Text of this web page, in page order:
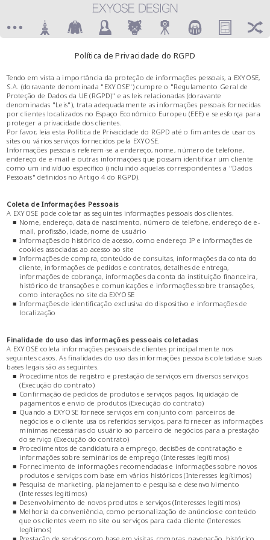
Política de Privacidade do RGPD
Tendo em vista a importância da proteção de informações pessoais, a EXYOSE,
S.A. (doravante denominada "EXYOSE") cumpre o "Regulamento Geral de
Proteção de Dados da UE (RGPD)" e as leis relacionadas (doravante
denominadas "Leis"), trata adequadamente as informações pessoais fornecidas
por clientes localizados no Espaço Econômico Europeu (EEE) e se esforça para
proteger a privacidade dos clientes.
Por favor, leia esta Política de Privacidade do RGPD até o fim antes de usar os
sites ou vários serviços fornecidos pela EXYOSE.
Informações pessoais referem-se a endereço, nome, número de telefone,
endereço de e-mail e outras informações que possam identificar um cliente
como um indivíduo específico (incluindo aquelas correspondentes a "Dados
Pessoais" definidos no Artigo 4 do RGPD).
Coleta de Informações Pessoais
A EXYOSE pode coletar as seguintes informações pessoais dos clientes.
■ Nome, endereço, data de nascimento, número de telefone, endereço de e-
mail, profissão, idade, nome de usuário
■ Informações do histórico de acesso, como endereço IP e informações de
cookies associadas ao acesso ao site
■ Informações de compra, conteúdo de consultas, informações da conta do
cliente, informações de pedidos e contratos, detalhes de entrega,
informações de cobrança, informações da conta da instituição financeira,
histórico de transações e comunicações e informações sobre transações,
como interações no site da EXYOSE
■ Informações de identificação exclusiva do dispositivo e informações de
localização
Finalidade do uso das informações pessoais coletadas
A EXYOSE coleta informações pessoais de clientes principalmente nos
seguintes casos. As finalidades do uso das informações pessoais coletadas e suas
bases legais são as seguintes.
■ Procedimentos de registro e prestação de serviços em diversos serviços
(Execução do contrato)
■ Confirmação de pedidos de produtos e serviços pagos, liquidação de
pagamentos e envio de produtos (Execução do contrato)
■ Quando a EXYOSE fornece serviços em conjunto com parceiros de
negócios e o cliente usa os referidos serviços, para fornecer as informações
mínimas necessárias do usuário ao parceiro de negócios para a prestação
do serviço (Execução do contrato)
■ Procedimentos de candidatura a emprego, decisões de contratação e
informações sobre seminários de emprego (Interesses legítimos)
■ Fornecimento de informações recomendadas e informações sobre novos
produtos e serviços com base em vários históricos (Interesses legítimos)
■ Pesquisa de marketing, planejamento e pesquisa e desenvolvimento
(Interesses legítimos)
■ Desenvolvimento de novos produtos e serviços (Interesses legítimos)
■ Melhoria da conveniência, como personalização de anúncios e conteúdo
que os clientes veem no site ou serviços para cada cliente (Interesses
legítimos)